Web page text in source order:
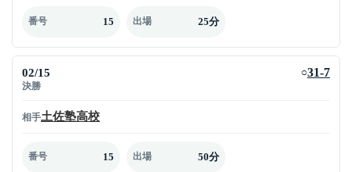
番号 15 出場 25分
02/15
決勝
○31-7
相手土佐塾高校
番号 15 出場 50分